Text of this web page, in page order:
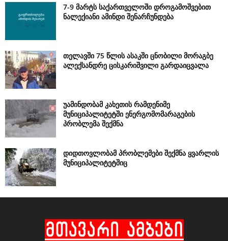
7-9 მარტს საქართველოში დროგამოშვებით
ნალექიანი ამინდი შენარჩუნდება
თელავში 75 წლის ასაკში ცნობილი მორაგბე
ალექსანდრე ცისკარიშვილი გარდაიცვალა
უამინდობამ კახეთის რამდენიმე
მუნიციპალიტეტში ენერგომომარაგების
პრობლემა შექმნა
დიდთოვლობამ პრობლემები შექმნა ყვარლის
მუნიციპალიტეტშიც